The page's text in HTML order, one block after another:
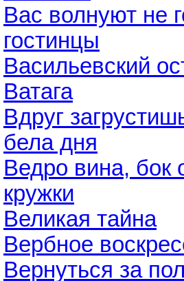
Вас волнуют не
гостинцы
Васильевский
Ватага
Вдруг
бела дня
Ведро вина, бок
кружки
Великая тайна
Вербное
Вернуться за